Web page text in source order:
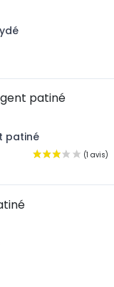
patiné